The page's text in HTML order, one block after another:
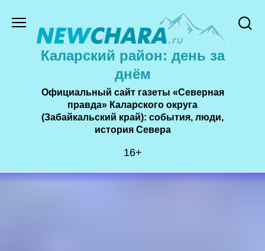
содержанию
Каларский район: день за
днём
Официальный сайт газеты «Северная
правда» Каларского округа
(Забайкальский край): события, люди,
история Cевера
16+